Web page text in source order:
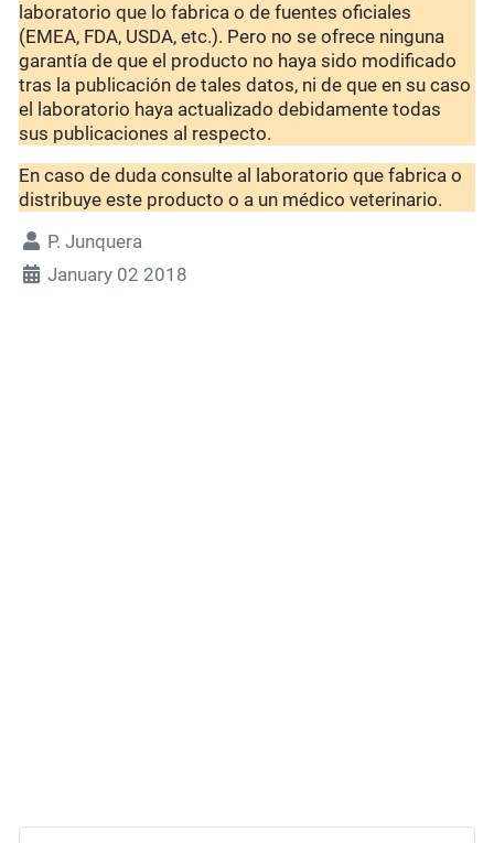
laboratorio que lo fabrica o de fuentes oficiales
(EMEA, FDA, USDA, etc.). Pero no se ofrece ninguna
garantía de que el producto no haya sido modificado
tras la publicación de tales datos, ni de que en su caso
el laboratorio haya actualizado debidamente todas
sus publicaciones al respecto.
En caso de duda consulte al laboratorio que fabrica o
distribuye este producto o a un médico veterinario.
P. Junquera
January 02 2018